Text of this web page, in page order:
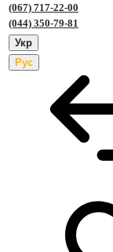
(067) 717-22-00
(044) 350-79-81
Укр
Рус